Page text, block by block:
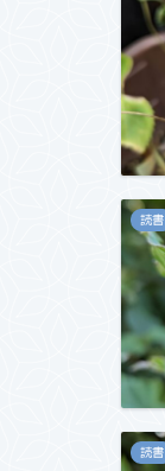
読書
読書